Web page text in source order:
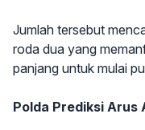
Jumlah tersebut
roda dua yang
panjang untuk mulai
Polda Prediksi Arus